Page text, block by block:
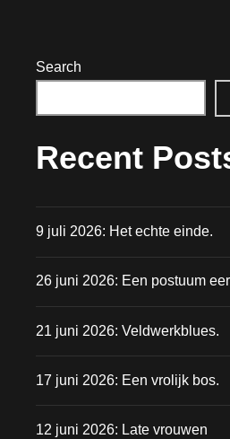
Search
Recent
9 juli 2026: Het echte einde.
26 juni 2026: Een postuum
21 juni 2026: Veldwerkblues.
17 juni 2026: Een vrolijk bos.
12 juni 2026: Late vrouwen